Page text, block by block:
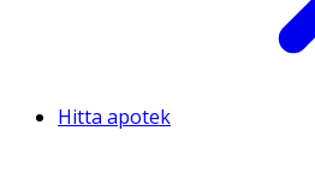
Hitta apotek